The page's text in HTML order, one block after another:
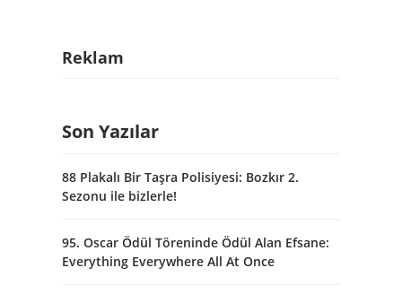
Reklam
Son Yazılar
88 Plakalı Bir Taşra Polisiyesi: Bozkır 2.
Sezonu ile bizlerle!
95. Oscar Ödül Töreninde Ödül Alan Efsane:
Everything Everywhere All At Once